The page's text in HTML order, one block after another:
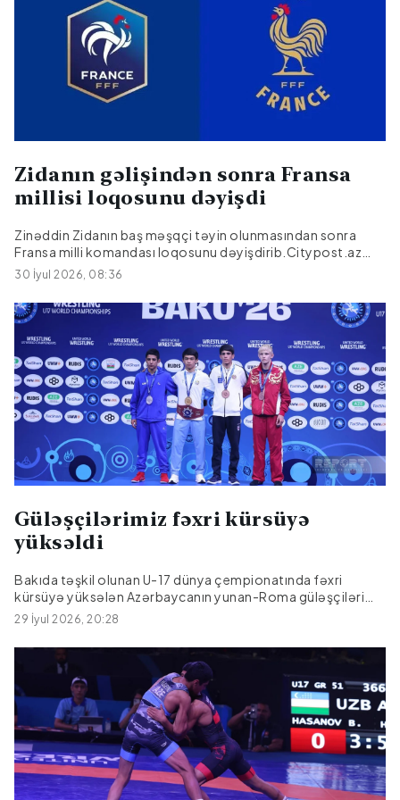
Zidanın gəlişindən sonra Fransa
millisi loqosunu dəyişdi
Zinəddin Zidanın baş məşqçi təyin olunmasından sonra
Fransa milli komandası loqosunu dəyişdirib.Citypost.az
"Unikal" a istinadən xəbər verir ki, yeni emblemdə ölkənin
simvolu olan Qalliya xoruzu saxlanılıb. İlk dəfə olaraq
loqotipdə artıq "Fransa" sözü var və "FFF" abreviaturası bir
qədər kiçildilib.Əvvəlki loqo 2018-ci ildə Fransanın
Rusiyada keçirilən Dünya Kubokunda qələbəsindən sonra
yenilənib.
30 İyul 2026, 08:36
Güləşçilərimiz fəxri kürsüyə
yüksəldi
Bakıda təşkil olunan U-17 dünya çempionatında fəxri
kürsüyə yüksələn Azərbaycanın yunan-Roma güləşçiləri
Abdurrahman Hüseynli (51 kq) və Elmir Çərkəzov (60 kq)
mükafatlandırılıblar.Citypost.az xəbər verir ki,
Abdurrahman Hüseynl gümüş, Elmir Çərkəzov isə bürünc
medala sahib çıxıb.Medalları idmançılara Dünya Güləş
Birliyinin və Azərbaycan Güləş Federasiyanın rəsmiləri
təqdim
29 İyul 2026, 20:28